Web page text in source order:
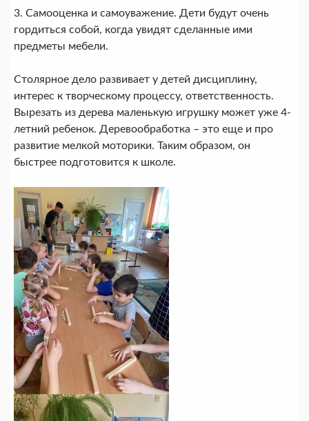
3. Самооценка и самоуважение. Дети будут очень
гордиться собой, когда увидят сделанные ими
предметы мебели.
Столярное дело развивает у детей дисциплину,
интерес к творческому процессу, ответственность.
Вырезать из дерева маленькую игрушку может уже 4-
летний ребенок. Деревообработка – это еще и про
развитие мелкой моторики. Таким образом, он
быстрее подготовится к школе.